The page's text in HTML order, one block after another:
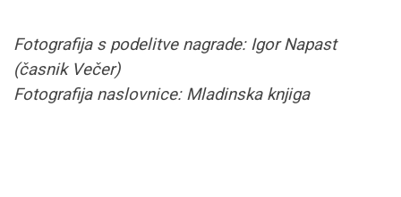
Fotografija s podelitve nagrade: Igor Napast
(časnik Večer)
Fotografija naslovnice: Mladinska knjiga